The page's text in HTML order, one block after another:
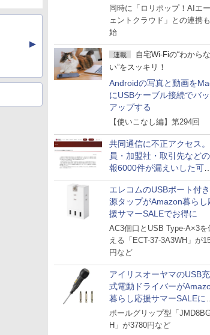
エージェントの接続が容
同時に「ロリポップ！AIエ
ェントクラウド」との連携
始
連載
自宅Wi-Fiの“わからな
い”をスッキリ！
Androidの写真と動画を
にUSBケーブル接続でバ
アップする
【使いこなし編】第294回
共同通信に不正アクセス
員・加盟社・取引先など
報6000件が漏えいした可能
性
エレコムのUSBポート付
源タップがAmazon暮らし
援サマーSALEでお得に
AC3個口とUSB Type-A×3を
える「ECT-37-3A3WH」が
円など
アイリスオーヤマのUSB
式電動ドライバーが
暮らし応援サマーSALEに登
場
ボールグリップ型「
H」が3780円など
▲